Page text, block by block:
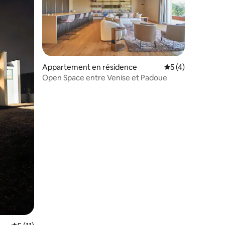
: 4,97 sur 5
Appartement en résidence Évaluation
5 (4)
Open Space entre Venise et Padoue